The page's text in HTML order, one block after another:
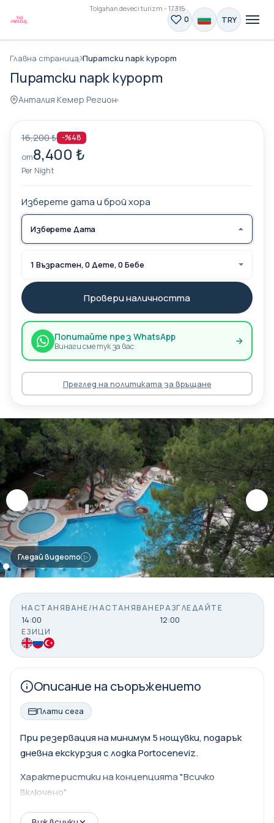
Tolgahan deveci turizm - 17315
0 TRY
Главна страница Пиратски парк курорт
Пиратски парк курорт
Анталия Кемер Регион
Гледай видеото
НАСТАНЯВАНЕ/НАСТАНЯВАНЕ
14:00
РАЗГЛЕДАЙТЕ
12:00
ЕЗИЦИ
Описание на съоръжението
Плати сега
При резервация на минимум 5 нощувки, подарък
дневна екскурзия с лодка Portoceneviz.
Характеристики на концепцията "Всичко
включено"
Закуска (от 07:30 до 10:00 часа)
16,200 ₺ -%48
от8,400 ₺
Per Night
Изберете дата и брой хора
Изберете Дата
1 Възрастен, 0 Дете, 0 Бебе
Провери наличността
Попитайте през WhatsApp
Винаги сме тук за вас
Преглед на политиката за връщане